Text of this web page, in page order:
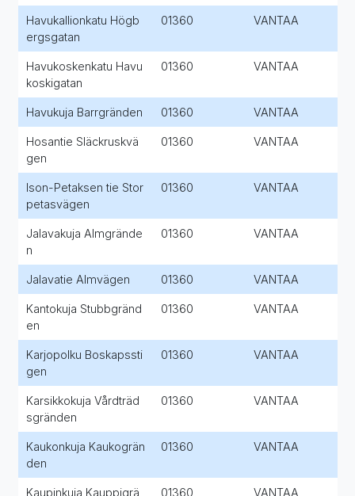
Havukallionkatu Högb
ergsgatan
01360 VANTAA
Havukoskenkatu Havu
koskigatan
01360 VANTAA
Havukuja Barrgränden 01360 VANTAA
Hosantie Släckruskvä
gen
01360 VANTAA
Ison-Petaksen tie Stor
petasvägen
01360 VANTAA
Jalavakuja Almgrände
n
01360 VANTAA
Jalavatie Almvägen 01360 VANTAA
Kantokuja Stubbgränd
en
01360 VANTAA
Karjopolku Boskapssti
gen
01360 VANTAA
Karsikkokuja Vårdträd
sgränden
01360 VANTAA
Kaukonkuja Kaukogrän
den
01360 VANTAA
Kaupinkuja Kauppigrä 01360 VANTAA